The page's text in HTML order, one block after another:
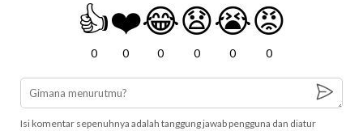
👍
0
❤️
0
😂
0
😧
0
😭
0
😡
0
Isi komentar sepenuhnya adalah tanggung jawab pengguna dan diatur